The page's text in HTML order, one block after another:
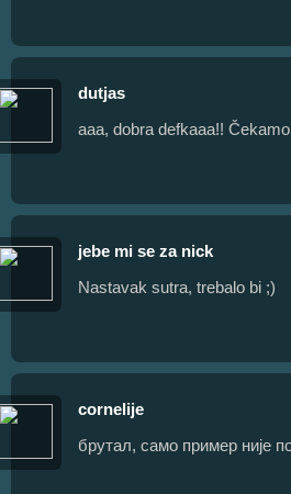
dutjas
aaa, dobra defkaaa!!
jebe mi se za nick
Nastavak sutra, trebalo bi ;)
cornelije
брутал, само пример није